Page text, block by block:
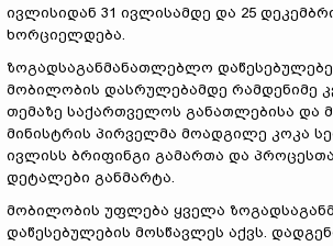
ივლისიდან 31 ივლისამდე და 25
ხორციელდება.
ზოგადსაგანმანათლებლო
მობილობის დასრულებამდე რამდენიმე
თემაზე საქართველოს განათლებისა და
მინისტრის პირველმა მოადგილე კოკა
ივლისს ბრიფინგი გამართა და
დეტალები განმარტა.
მობილობის უფლება ყველა
დაწესებულების მოსწავლეს აქვს.